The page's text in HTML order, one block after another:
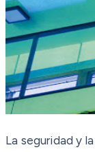
La seguridad y